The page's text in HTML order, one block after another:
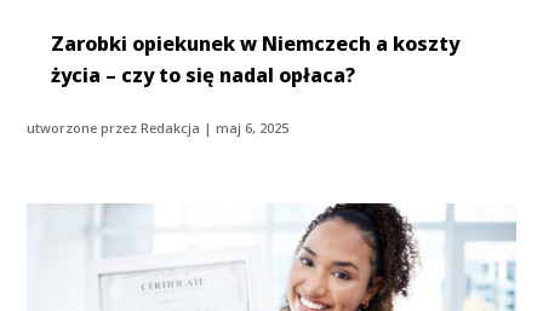
Zarobki opiekunek w Niemczech a koszty
życia – czy to się nadal opłaca?
utworzone przezRedakcja |maj 6, 2025